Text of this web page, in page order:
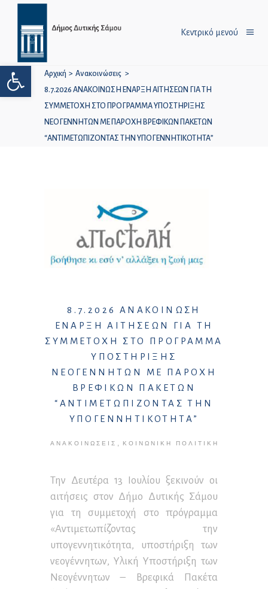
Ανοίξτε τη γραμμή εργαλείων
Κεντρικό μενού
Αρχική > Ανακοινώσεις >
8.7.2026 ΑΝΑΚΟΙΝΩΣΗ ΕΝΑΡΞΗ ΑΙΤΗΣΕΩΝ ΓΙΑ ΤΗ
ΣΥΜΜΕΤΟΧΗ ΣΤΟ ΠΡΟΓΡΑΜΜΑ ΥΠΟΣΤΗΡΙΞΗΣ
ΝΕΟΓΕΝΝΗΤΩΝ ΜΕ ΠΑΡΟΧΗ ΒΡΕΦΙΚΩΝ ΠΑΚΕΤΩΝ
“ΑΝΤΙΜΕΤΩΠΙΖΟΝΤΑΣ ΤΗΝ ΥΠΟΓΕΝΝΗΤΙΚΟΤΗΤΑ”
8.7.2026 ΑΝΑΚΟΙΝΩΣΗ
ΕΝΑΡΞΗ ΑΙΤΗΣΕΩΝ ΓΙΑ ΤΗ
ΣΥΜΜΕΤΟΧΗ ΣΤΟ ΠΡΟΓΡΑΜΜΑ
ΥΠΟΣΤΗΡΙΞΗΣ
ΝΕΟΓΕΝΝΗΤΩΝ ΜΕ ΠΑΡΟΧΗ
ΒΡΕΦΙΚΩΝ ΠΑΚΕΤΩΝ
“ΑΝΤΙΜΕΤΩΠΙΖΟΝΤΑΣ ΤΗΝ
ΥΠΟΓΕΝΝΗΤΙΚΟΤΗΤΑ”
ΑΝΑΚΟΙΝΏΣΕΙΣ ΚΟΙΝΩΝΙΚΉ ΠΟΛΙΤΙΚΉ
Την Δευτέρα 13 Ιουλίου ξεκινούν οι
αιτήσεις στον Δήμο Δυτικής Σάμου
για τη συμμετοχή στο πρόγραμμα
«Αντιμετωπίζοντας την
υπογεννητικότητα, υποστήριξη των
νεογέννητων, Υλική Υποστήριξη των
Νεογέννητων – Βρεφικά Πακέτα